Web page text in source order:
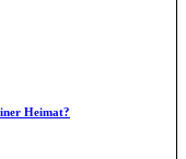
Heimat?